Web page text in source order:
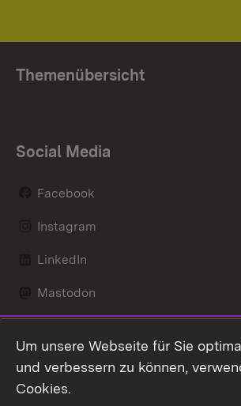
Themenübersicht
Social Media
Facebook
Instagram
LinkedIn
Mastodon
X / Twitter
Youtube
Um unsere Webseite für Sie
und verbessern zu können,
Cookies.